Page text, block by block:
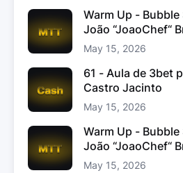
Warm Up -
João “JoaoChef“
May 15, 2026
61 - Aula de 3bet
Castro Jacinto
May 15, 2026
Warm Up -
João “JoaoChef“
May 15, 2026